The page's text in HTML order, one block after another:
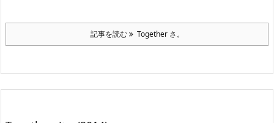
記事を読む Together さ。